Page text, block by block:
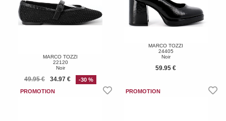
MARCO TOZZI
22120
Noir
49.95 € 34.97 € -30 %
MARCO TOZZI
24405
Noir
59.95 €